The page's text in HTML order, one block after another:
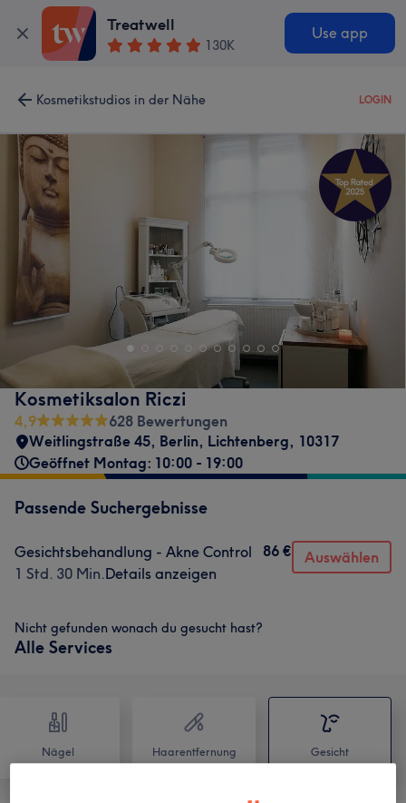
Treatwell
130K
Use app
Kosmetikstudios in der Nähe LOGIN
Kosmetiksalon Riczi
4,9
628 Bewertungen
Weitlingstraße 45, Berlin, Lichtenberg, 10317
Geöffnet Montag: 10:00 - 19:00
Passende Suchergebnisse
Gesichtsbehandlung - Akne Control
1 Std. 30 Min.Details anzeigen
86 € Auswählen
Nicht gefunden wonach du gesucht hast?
Alle Services
Nägel Haarentfernung Gesicht